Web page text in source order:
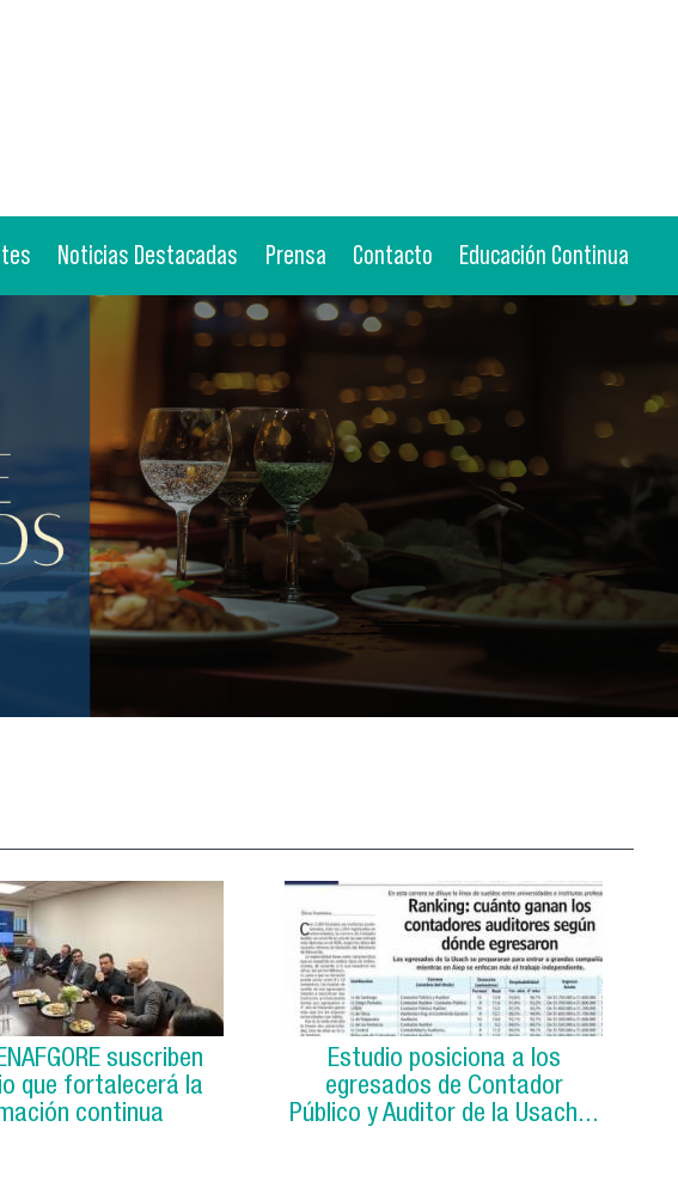
Noticias Destacadas Prensa Contacto Educación Continua
suscriben
que fortalecerá la
continua
Estudio posiciona a los
egresados de Contador
Público y Auditor de la Usach...